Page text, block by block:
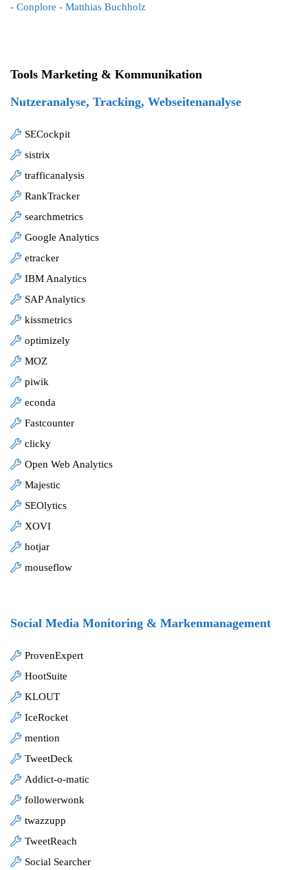
Tools Marketing & Kommunikation
Nutzeranalyse, Tracking, Webseitenanalyse
SECockpit
sistrix
trafficanalysis
RankTracker
searchmetrics
Google Analytics
etracker
IBM Analytics
SAP Analytics
kissmetrics
optimizely
MOZ
piwik
econda
Fastcounter
clicky
Open Web Analytics
Majestic
SEOlytics
XOVI
hotjar
mouseflow
Social Media Monitoring & Markenmanagement
ProvenExpert
HootSuite
KLOUT
IceRocket
mention
TweetDeck
Addict-o-matic
followerwonk
twazzupp
TweetReach
Social Searcher